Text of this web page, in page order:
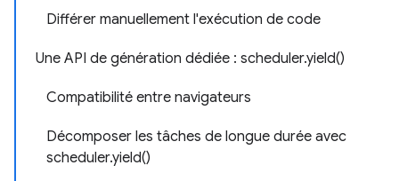
Différer manuellement l'exécution de code
Une API de génération dédiée : scheduler.yield()
Compatibilité entre navigateurs
Décomposer les tâches de longue durée avec
scheduler.yield()